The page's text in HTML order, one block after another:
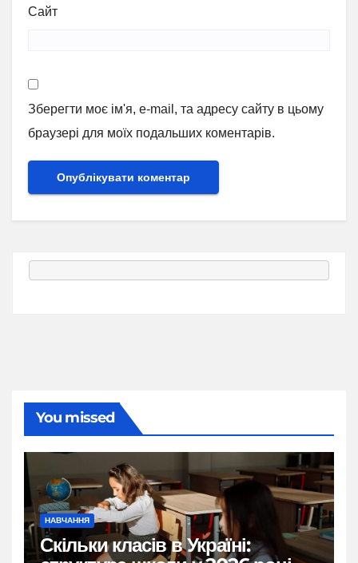
Сайт
Зберегти моє ім'я, e-mail, та адресу сайту в цьому
браузері для моїх подальших коментарів.
You missed
НАВЧАННЯ
Скільки класів в Україні: